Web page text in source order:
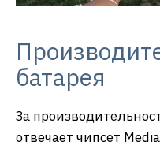
батарея
За
отвечает чипсет